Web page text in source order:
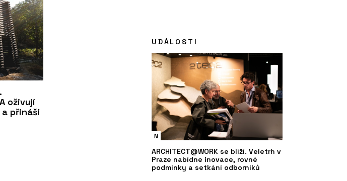
oživují
přináší
UDÁLOSTI
N
ARCHITECT@WORK se blíží. Veletrh v
Praze nabídne inovace, rovné
podmínky a setkání odborníků